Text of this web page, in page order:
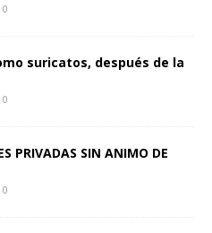
0
suricatos, después de la
0
PRIVADAS SIN ANIMO DE
0